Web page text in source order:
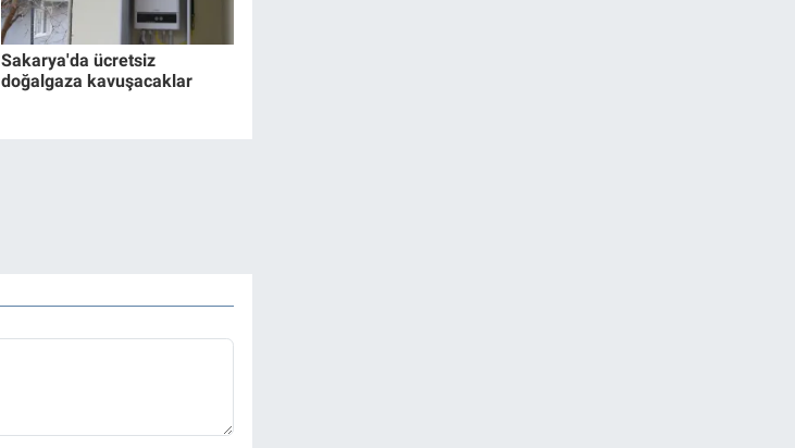
Sakarya'da ücretsiz
doğalgaza kavuşacaklar